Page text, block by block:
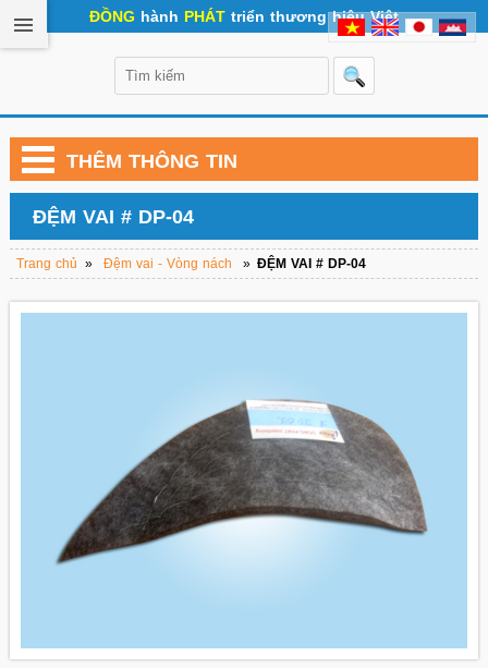
ĐỒNG hành PHÁT triển thương hiệu Việt
THÊM THÔNG TIN
ĐỆM VAI # DP-04
Trang chủ » Đệm vai - Vòng nách » ĐỆM VAI # DP-04